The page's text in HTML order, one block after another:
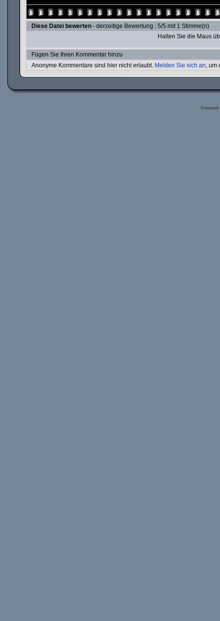
Diese Datei bewerten - derzeitige Bewertung : 5/5 mit 1 Stimme(n)
Halten Sie die Maus
Fügen Sie Ihren Kommentar hinzu
Anonyme Kommentare sind hier nicht erlaubt. Melden Sie sich an, um